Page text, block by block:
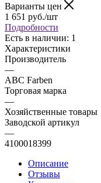
Варианты цен
1 651 руб./шт
Подробности
Есть в наличии: 1
Характеристики
Производитель
—
ABC Farben
Торговая марка
—
Хозяйственные товары
Заводской артикул
—
4100018399
Описание
Отзывы